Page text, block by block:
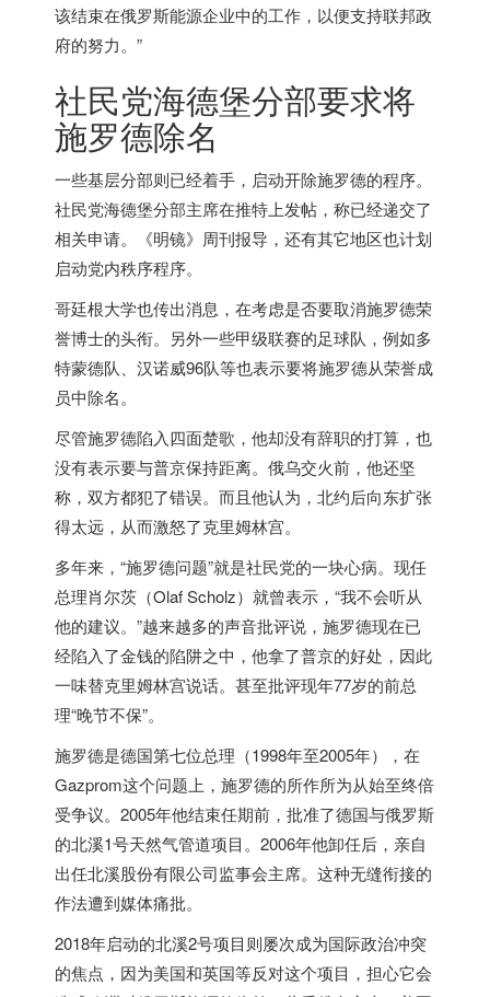
该结束在俄罗斯能源企业中的工作，以便支持联邦政
府的努力。”
社民党海德堡分部要求将
施罗德除名
一些基层分部则已经着手，启动开除施罗德的程序。
社民党海德堡分部主席在推特上发帖，称已经递交了
相关申请。《明镜》周刊报导，还有其它地区也计划
启动党内秩序程序。
哥廷根大学也传出消息，在考虑是否要取消施罗德荣
誉博士的头衔。另外一些甲级联赛的足球队，例如多
特蒙德队、汉诺威96队等也表示要将施罗德从荣誉成
员中除名。
尽管施罗德陷入四面楚歌，他却没有辞职的打算，也
没有表示要与普京保持距离。俄乌交火前，他还坚
称，双方都犯了错误。而且他认为，北约后向东扩张
得太远，从而激怒了克里姆林宫。
多年来，“施罗德问题”就是社民党的一块心病。现任
总理肖尔茨（Olaf Scholz）就曾表示，“我不会听从
他的建议。”越来越多的声音批评说，施罗德现在已
经陷入了金钱的陷阱之中，他拿了普京的好处，因此
一味替克里姆林宫说话。甚至批评现年77岁的前总
理“晚节不保”。
施罗德是德国第七位总理（1998年至2005年），在
Gazprom这个问题上，施罗德的所作所为从始至终倍
受争议。2005年他结束任期前，批准了德国与俄罗斯
的北溪1号天然气管道项目。2006年他卸任后，亲自
出任北溪股份有限公司监事会主席。这种无缝衔接的
作法遭到媒体痛批。
2018年启动的北溪2号项目则屡次成为国际政治冲突
的焦点，因为美国和英国等反对这个项目，担心它会